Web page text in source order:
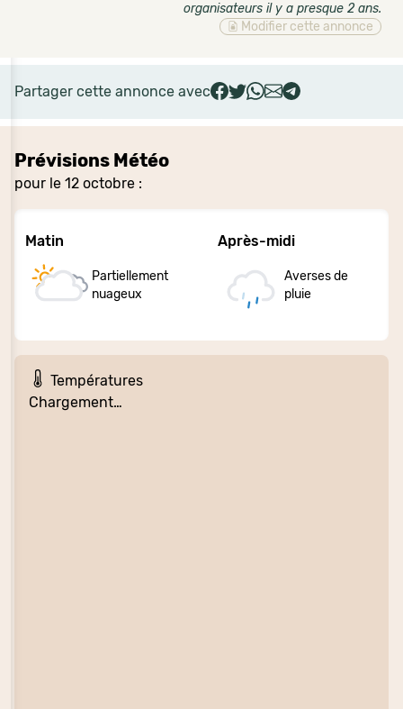
Prévisions Météo
pour le 12 octobre :
Matin
Partiellement
nuageux
Après-midi
Averses de
pluie
Températures
Chargement…
organisateurs il y a presque 2 ans.
Modifier cette annonce
Partager cette annonce avec